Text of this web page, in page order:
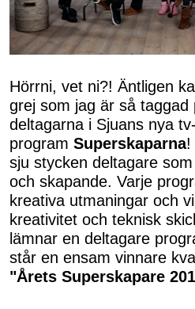
Hörrni, vet ni?! Äntligen
grej som jag är så taggad
deltagarna i Sjuans nya tv-
program Superskaparna!
sju stycken deltagare
och skapande. Varje
kreativa utmaningar och
kreativitet och teknisk
lämnar en deltagare
står en ensam vinnare
"Årets Superskapare